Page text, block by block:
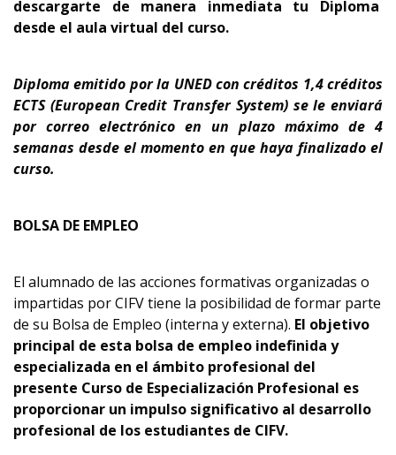
descargarte de manera inmediata tu Diploma
desde el aula virtual del curso.
Diploma emitido por la UNED con créditos 1,4 créditos
ECTS (European Credit Transfer System) se le enviará
por correo electrónico en un plazo máximo de 4
semanas desde el momento en que haya finalizado el
curso.
BOLSA DE EMPLEO
El alumnado de las acciones formativas organizadas o
impartidas por CIFV tiene la posibilidad de formar parte
de su Bolsa de Empleo (interna y externa). El objetivo
principal de esta bolsa de empleo indefinida y
especializada en el ámbito profesional del
presente Curso de Especialización Profesional es
proporcionar un impulso significativo al desarrollo
profesional de los estudiantes de CIFV.